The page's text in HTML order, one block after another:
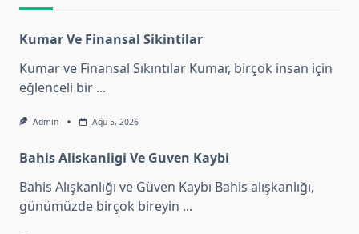
Kumar Ve Finansal Sikintilar
Kumar ve Finansal Sıkıntılar Kumar, birçok insan için
eğlenceli bir ...
Admin Ağu 5, 2026
Bahis Aliskanligi Ve Guven Kaybi
Bahis Alışkanlığı ve Güven Kaybı Bahis alışkanlığı,
günümüzde birçok bireyin ...